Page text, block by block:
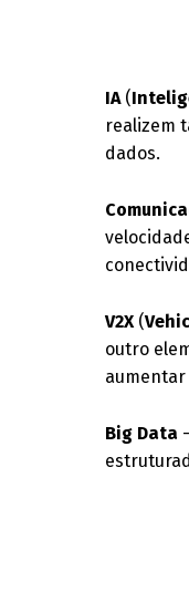
IA(
realizem
dados.
V2X(
outro
aumentar
Big Data